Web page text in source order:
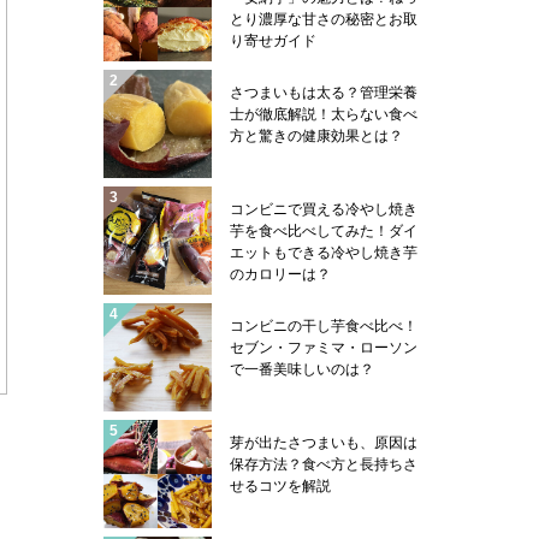
とり濃厚な甘さの秘密とお取
り寄せガイド
さつまいもは太る？管理栄養
士が徹底解説！太らない食べ
方と驚きの健康効果とは？
コンビニで買える冷やし焼き
芋を食べ比べしてみた！ダイ
エットもできる冷やし焼き芋
のカロリーは？
コンビニの干し芋食べ比べ！
セブン・ファミマ・ローソン
で一番美味しいのは？
芽が出たさつまいも、原因は
保存方法？食べ方と長持ちさ
せるコツを解説